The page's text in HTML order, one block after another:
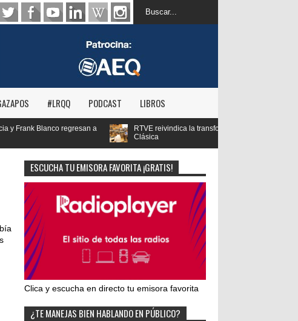
#LRQQ PODCAST LIBROS
RTVE reivindica la transformación digital de RNE y blinda el futuro de Radio 3 y Radio
ESCUCHA TU EMISORA FAVORITA ¡GRATIS!
Clica y escucha en directo tu emisora favorita
¿TE MANEJAS BIEN HABLANDO EN PÚBLICO?